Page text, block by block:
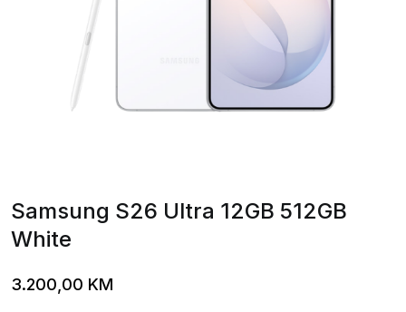
Samsung S26 Ultra 12GB 512GB
White
3.200,00 KM